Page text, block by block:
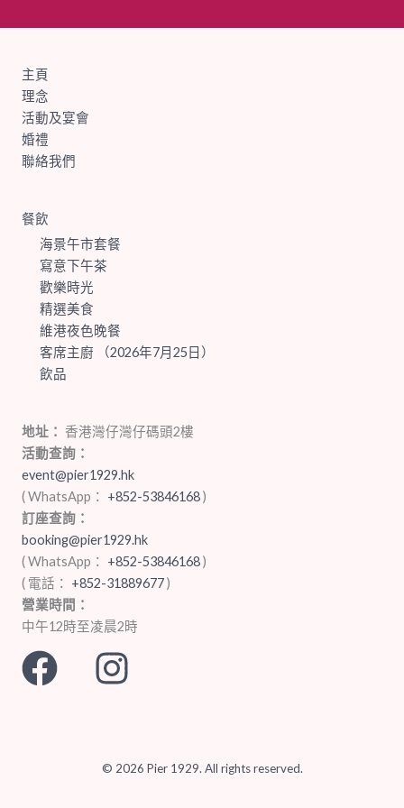
主頁
理念
活動及宴會
婚禮
聯絡我們
餐飲
海景午市套餐
寫意下午茶
歡樂時光
精選美食
維港夜色晚餐
客席主廚 （2026年7月25日）
飲品
地址： 香港灣仔灣仔碼頭2樓
活動查詢：
event@pier1929.hk
( WhatsApp： +852-53846168‬)
訂座查詢：
booking@pier1929.hk
( WhatsApp： +852-53846168‬)
( 電話： +852-31889677‬‬)
營業時間：
中午12時至凌晨2時
© 2026 Pier 1929. All rights reserved.